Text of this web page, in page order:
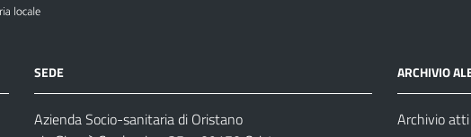
SEDE
Azienda Socio-sanitaria di Oristano
ARCHIVIO
Archivio